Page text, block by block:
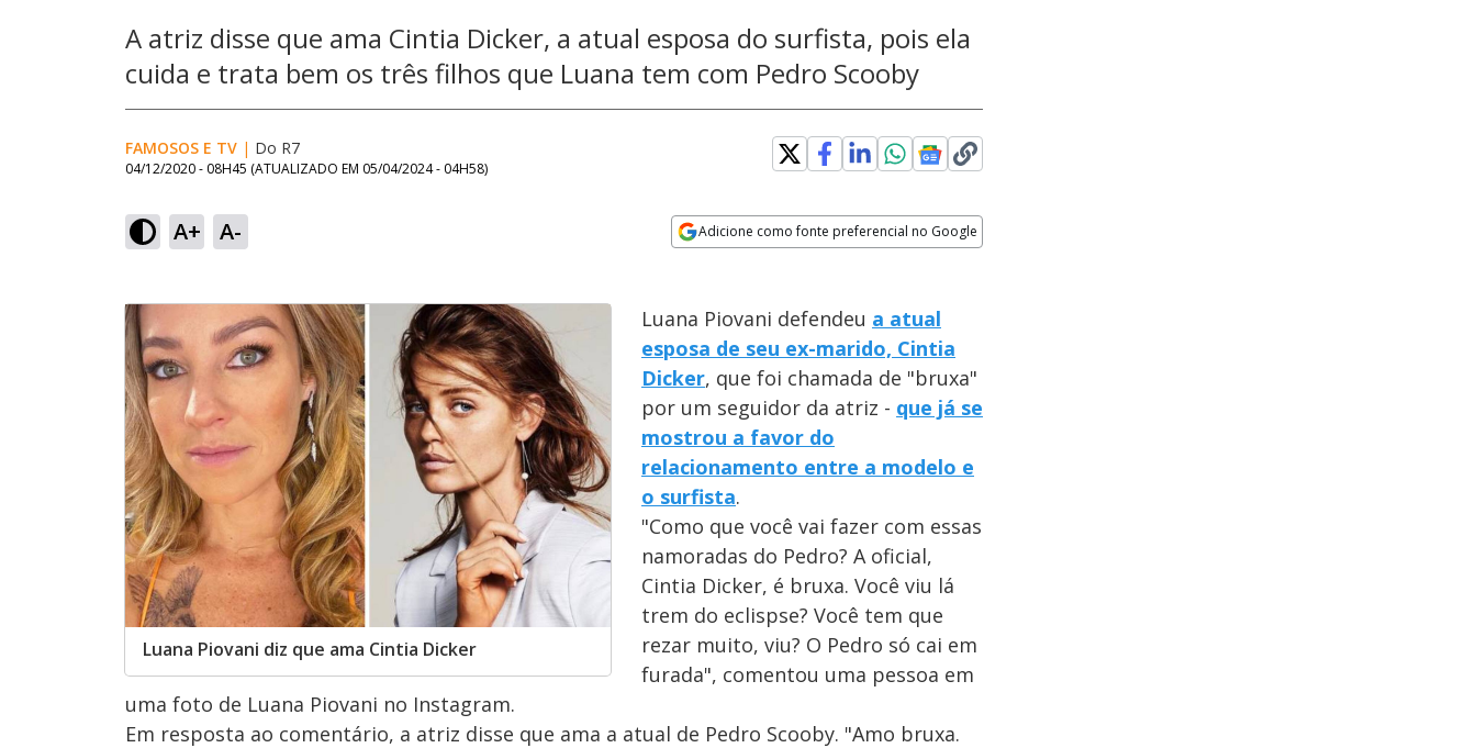
A atriz disse que ama Cintia Dicker, a atual esposa do surfista, pois ela
cuida e trata bem os três filhos que Luana tem com Pedro Scooby
FAMOSOS E TV | Do R7
04/12/2020 - 08H45 (ATUALIZADO EM 05/04/2024 - 04H58)
A+ A- Adicione como fonte preferencial no Google
Luana Piovani diz que ama Cintia Dicker
Luana Piovani defendeu a atual
esposa de seu ex-marido, Cintia
Dicker, que foi chamada de "bruxa"
por um seguidor da atriz - que já se
mostrou a favor do
relacionamento entre a modelo e
o surfista.
"Como que você vai fazer com essas
namoradas do Pedro? A oficial,
Cintia Dicker, é bruxa. Você viu lá
trem do eclispse? Você tem que
rezar muito, viu? O Pedro só cai em
furada", comentou uma pessoa em
uma foto de Luana Piovani no Instagram.
Em resposta ao comentário, a atriz disse que ama a atual de Pedro Scooby. "Amo bruxa.